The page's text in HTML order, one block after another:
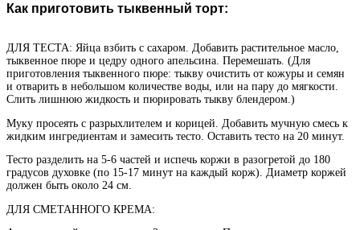
Как приготовить тыквенный торт:
ДЛЯ ТЕСТА: Яйца взбить с сахаром. Добавить растительное масло,
тыквенное пюре и цедру одного апельсина. Перемешать. (Для
приготовления тыквенного пюре: тыкву очистить от кожуры и семян
и отварить в небольшом количестве воды, или на пару до мягкости.
Слить лишнюю жидкость и пюрировать тыкву блендером.)
Муку просеять с разрыхлителем и корицей. Добавить мучную смесь к
жидким ингредиентам и замесить тесто. Оставить тесто на 20 минут.
Тесто разделить на 5-6 частей и испечь коржи в разогретой до 180
градусов духовке (по 15-17 минут на каждый корж). Диаметр коржей
должен быть около 24 см.
ДЛЯ СМЕТАННОГО КРЕМА: